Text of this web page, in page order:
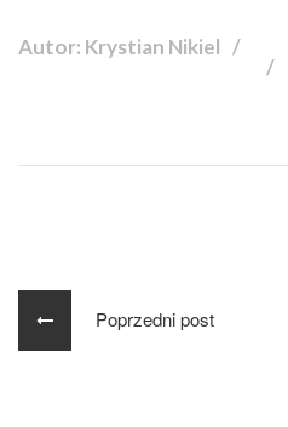
Autor: Krystian Nikiel
Poprzedni post